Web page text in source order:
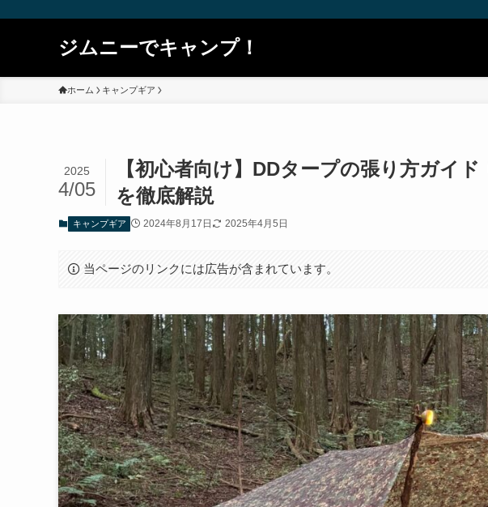
ジムニーでキャンプ！
ホーム キャンプギア
【初心者向け】DDタープの張り方ガイ
を徹底解説
2025
4/05
キャンプギア 2024年8月17日 2025年4月5日
当ページのリンクには広告が含まれています。